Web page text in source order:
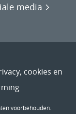
media
cookies en
voorbehouden.